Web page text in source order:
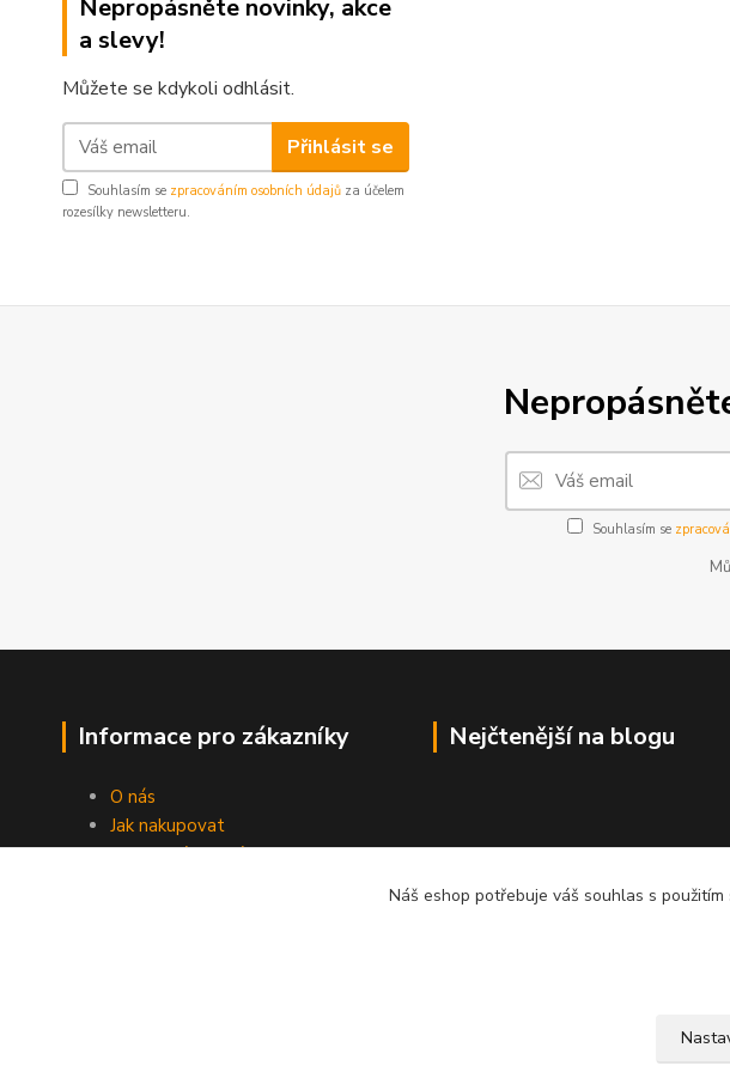
Nepropásněte novinky, akce
a slevy!
Můžete se kdykoli odhlásit.
Přihlásit se
Souhlasím se zpracováním osobních údajů za účelem
rozesílky newsletteru.
Souhlasím se
Informace pro zákazníky
O nás
Jak nakupovat
Obchodní podmínky
Nejčtenější na blogu
Náš eshop potřebuje váš souhlas s